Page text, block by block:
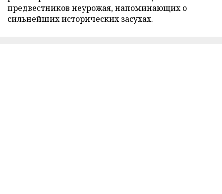
предвестников неурожая, напоминающих о
сильнейших исторических засухах.